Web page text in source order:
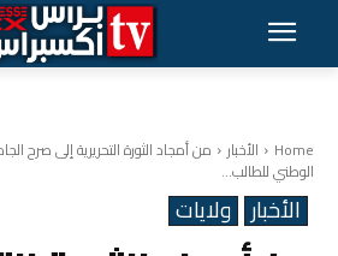
Home الأخبار من أمجاد الثورة التحريرية إلى صرح
الوطني للطالب...
الأخبار ولايات